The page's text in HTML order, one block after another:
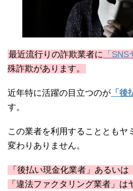
最近流行りの詐欺業者に 「SNS
殊詐欺があります。
近年特に活躍の目立つのが 「後
す。
この業者を利用することともヤ
変わりありません。
「後払い現金化業者」あるいは
「違法ファクタリング業者」は